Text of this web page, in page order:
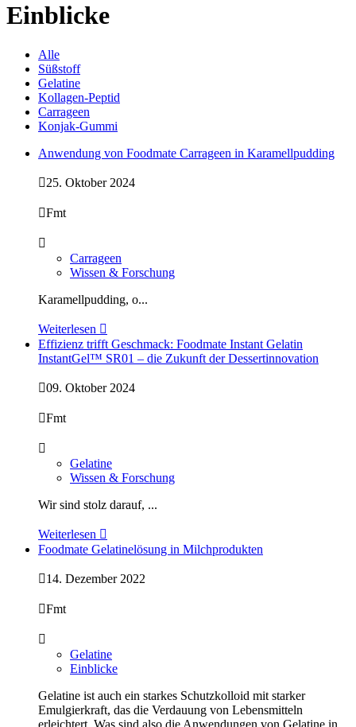
Einblicke
Alle
Süßstoff
Gelatine
Kollagen-Peptid
Carrageen
Konjak-Gummi
Anwendung von Foodmate Carrageen in Karamellpudding
25. Oktober 2024
Fmt

Carrageen
Wissen & Forschung
Karamellpudding, o...
Weiterlesen 
Effizienz trifft Geschmack: Foodmate Instant Gelatin
InstantGel™ SR01 – die Zukunft der Dessertinnovation
09. Oktober 2024
Fmt

Gelatine
Wissen & Forschung
Wir sind stolz darauf, ...
Weiterlesen 
Foodmate Gelatinelösung in Milchprodukten
14. Dezember 2022
Fmt

Gelatine
Einblicke
Gelatine ist auch ein starkes Schutzkolloid mit starker
Emulgierkraft, das die Verdauung von Lebensmitteln
erleichtert. Was sind also die Anwendungen von Gelatine in